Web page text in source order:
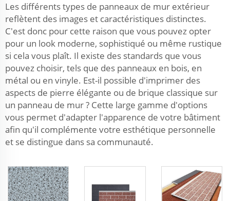
Les différents types de panneaux de mur extérieur
reflètent des images et caractéristiques distinctes.
C'est donc pour cette raison que vous pouvez opter
pour un look moderne, sophistiqué ou même rustique
si cela vous plaît. Il existe des standards que vous
pouvez choisir, tels que des panneaux en bois, en
métal ou en vinyle. Est-il possible d'imprimer des
aspects de pierre élégante ou de brique classique sur
un panneau de mur ? Cette large gamme d'options
vous permet d'adapter l'apparence de votre bâtiment
afin qu'il complémente votre esthétique personnelle
et se distingue dans sa communauté.